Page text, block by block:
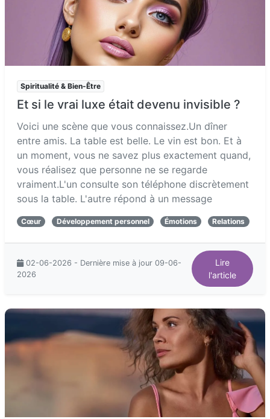
Spiritualité & Bien-Être
Et si le vrai luxe était devenu invisible ?
Voici une scène que vous connaissez.Un dîner
entre amis. La table est belle. Le vin est bon. Et à
un moment, vous ne savez plus exactement quand,
vous réalisez que personne ne se regarde
vraiment.L'un consulte son téléphone discrètement
sous la table. L'autre répond à un message
Cœur Développement personnel Émotions Relations
02-06-2026 - Dernière mise à jour 09-06-
2026
Lire
l'article